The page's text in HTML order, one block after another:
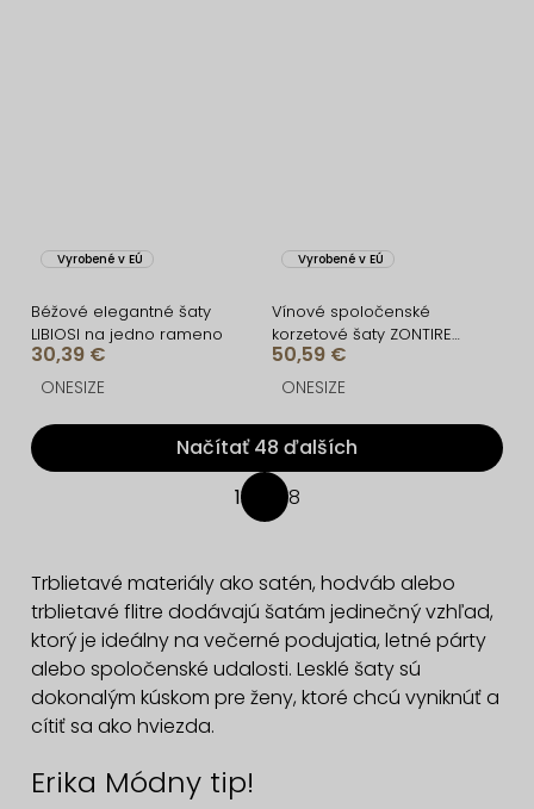
Vyrobené v EÚ
Béžové elegantné šaty
LIBIOSI na jedno rameno
30,39 €
ONESIZE
Vyrobené v EÚ
Vínové spoločenské
korzetové šaty ZONTIRE
bez ramienok
50,59 €
ONESIZE
O
v
á
d
a
c
i
Načítať 48 ďalších
á
n
k
o
v
1 8
Trblietavé materiály ako satén, hodváb alebo
trblietavé flitre dodávajú šatám jedinečný vzhľad,
ktorý je ideálny na večerné podujatia, letné párty
alebo spoločenské udalosti. Lesklé šaty sú
dokonalým kúskom pre ženy, ktoré chcú vyniknúť a
cítiť sa ako hviezda.
Erika Módny tip!